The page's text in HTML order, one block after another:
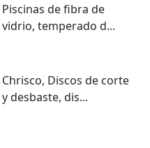
Piscinas de fibra de
vidrio, temperado d...
Chrisco, Discos de corte
y desbaste, dis...